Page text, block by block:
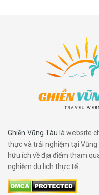
Ghiền Vũng Tàu là website
thực và trải nghiệm tại
hữu ích về địa điểm tham
nghiệm du lịch thực tế.